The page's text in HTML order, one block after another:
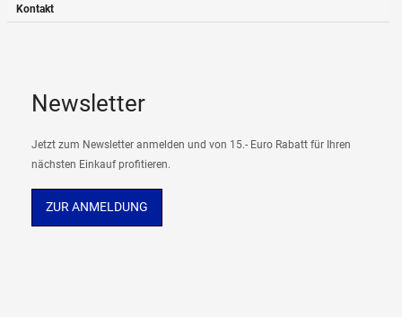
Kontakt
Newsletter
Jetzt zum Newsletter anmelden und von 15.- Euro Rabatt für Ihren
nächsten Einkauf profitieren.
ZUR ANMELDUNG